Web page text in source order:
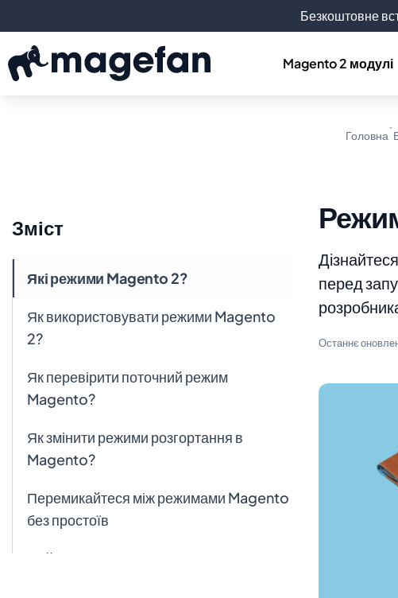
Magento 2 модулі
Головна
перед
Останнє
Зміст
Які режими Magento 2?
Як використовувати режими Magento
2?
Як перевірити поточний режим
Magento?
Як змінити режими розгортання в
Magento?
Перемикайтеся між режимами Magento
без простоїв
Найчастіші запитання
Безкоштовне